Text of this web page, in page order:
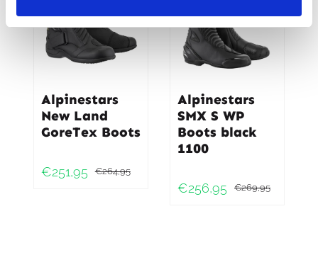
Alpinestars
New Land
GoreTex Boots
€264,95
Oorspronkelijke
€251,95
Huidige
Alpinestars
SMX S WP
Boots black
1100
€269,95
€256,95